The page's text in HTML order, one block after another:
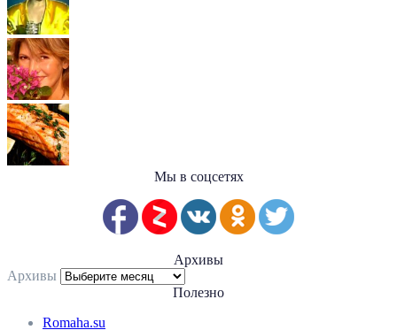
Мы в соцсетях
Архивы
Архивы
Полезно
Romaha.su